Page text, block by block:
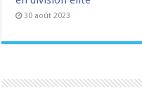
30 août 2023